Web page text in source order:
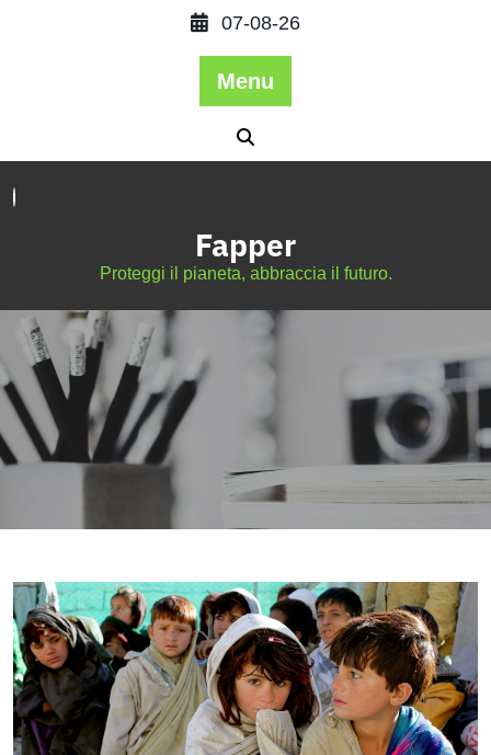
07-08-26
Menu
Fapper
Proteggi il pianeta, abbraccia il futuro.